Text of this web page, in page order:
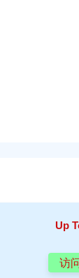
Up
访